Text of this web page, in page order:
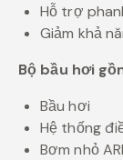
Hỗ trợ
Giảm khả
Bộ bầu hơi
Bầu hơi
Hệ thống
Bơm nhỏ